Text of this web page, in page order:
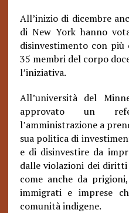
All’inizio di dicembre
di New York hanno
disinvestimento con
35 membri del corpo
l’iniziativa.
All’università del
approvato un
l’amministrazione a
sua politica di
e di disinvestire da
dalle violazioni dei
come anche da
immigrati e imprese
comunità indigene.